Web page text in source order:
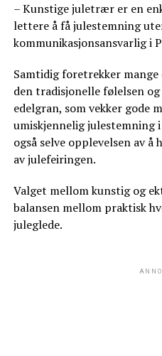
– Kunstige juletrær er en
lettere å få julestemning
kommunikasjonsansvarlig i
Samtidig foretrekker
den tradisjonelle følelsen
edelgran, som vekker gode
umiskjennelig julestemning
også selve opplevelsen av
av julefeiringen.
Valget mellom kunstig og
balansen mellom praktisk
juleglede.